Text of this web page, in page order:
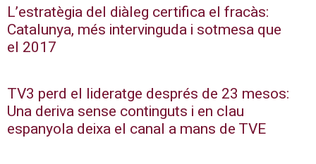
L’estratègia del diàleg certifica el fracàs:
Catalunya, més intervinguda i sotmesa que
el 2017
TV3 perd el lideratge després de 23 mesos:
Una deriva sense continguts i en clau
espanyola deixa el canal a mans de TVE